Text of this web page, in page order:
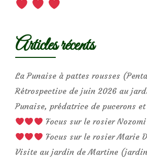
Articles récents
La Punaise à pattes rousses
Rétrospective de juin 2026 au
Punaise, prédatrice de pucerons
Focus sur le rosier Nozomi
Focus sur le rosier Marie
Visite au jardin de Martine